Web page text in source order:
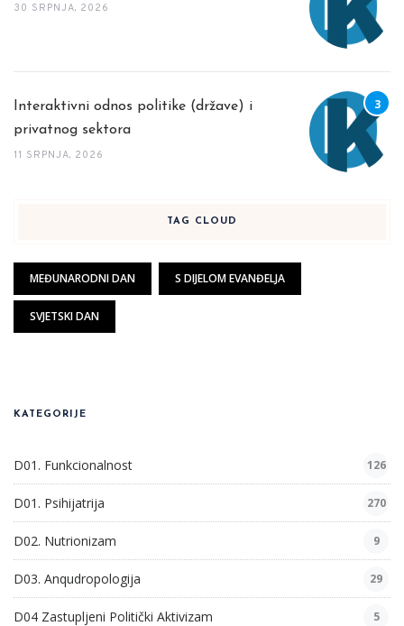
30 SRPNJA, 2026
Interaktivni odnos politike (države) i
privatnog sektora
11 SRPNJA, 2026
TAG CLOUD
MEĐUNARODNI DAN S DIJELOM EVANĐELJA
SVJETSKI DAN
KATEGORIJE
D01. Funkcionalnost 126
D01. Psihijatrija 270
D02. Nutrionizam 9
D03. Anqudropologija 29
D04 Zastupljeni Politički Aktivizam 5